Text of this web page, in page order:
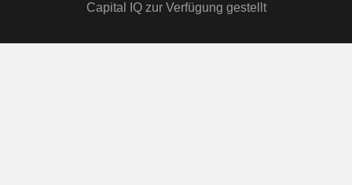
Capital IQ zur Verfügung gestellt